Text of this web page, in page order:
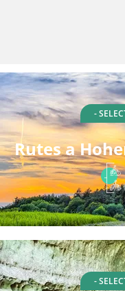
-
Rutes a
-